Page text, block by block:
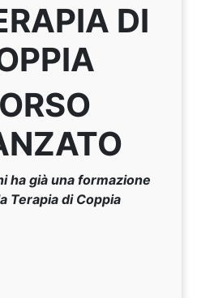
DI
ha già una formazione
Terapia di Coppia